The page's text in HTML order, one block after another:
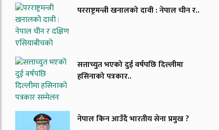
परराष्ट्रमन्त्री खनालको दावी : नेपाल चीन र..
सत्ताच्युत भएको दुई वर्षपछि दिल्लीमा
हसिनाको पत्रकार..
नेपाल किन आउँदै भारतीय सेना प्रमुख ?